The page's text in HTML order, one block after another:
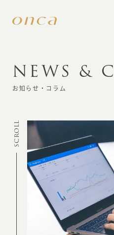
INFORMATION
CREATION
MARKETING
NEWS &
お知らせ・コラム
SCROLL